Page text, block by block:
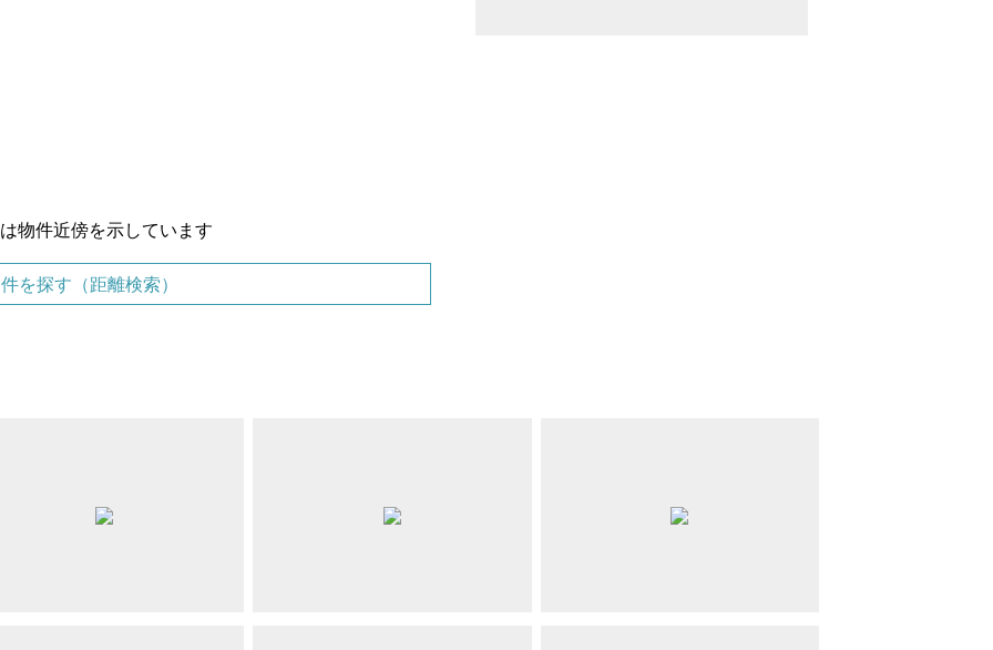
物件近傍を示しています
を探す（距離検索）